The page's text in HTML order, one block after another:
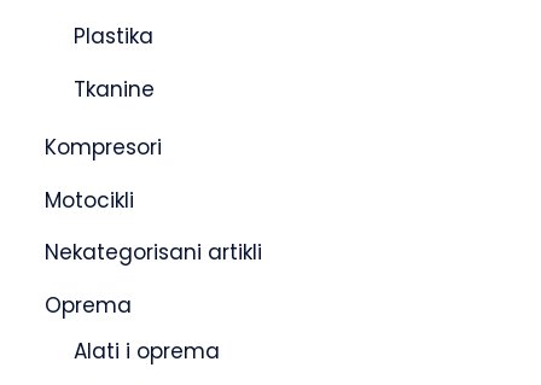
Plastika
Tkanine
Kompresori
Motocikli
Nekategorisani artikli
Oprema
Alati i oprema